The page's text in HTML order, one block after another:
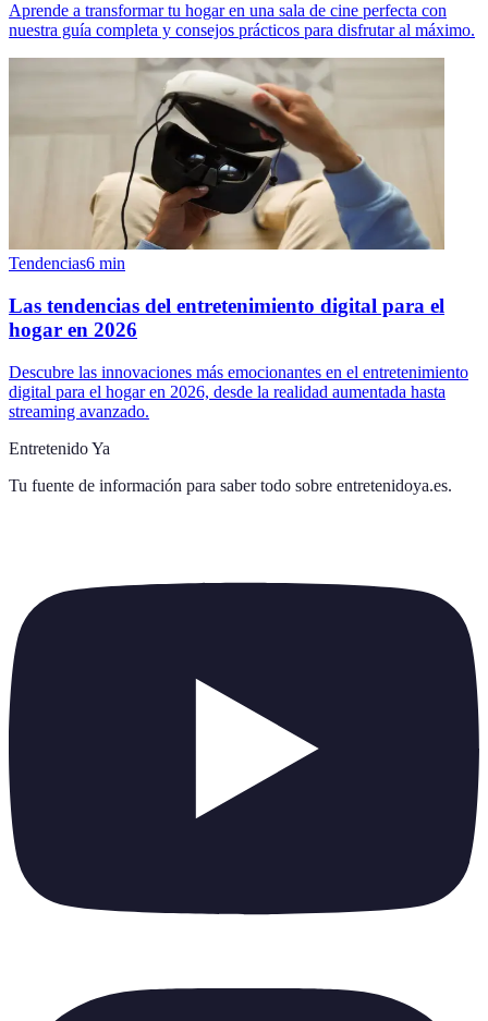
Aprende a transformar tu hogar en una sala de cine perfecta con
nuestra guía completa y consejos prácticos para disfrutar al máximo.
Tendencias6 min
Las tendencias del entretenimiento digital para el
hogar en 2026
Descubre las innovaciones más emocionantes en el entretenimiento
digital para el hogar en 2026, desde la realidad aumentada hasta
streaming avanzado.
Entretenido Ya
Tu fuente de información para saber todo sobre entretenidoya.es.